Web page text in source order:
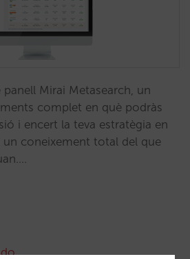
Mirai Metasearch, un
complet en què podràs
i encert la teva estratègia en
coneixement total del que